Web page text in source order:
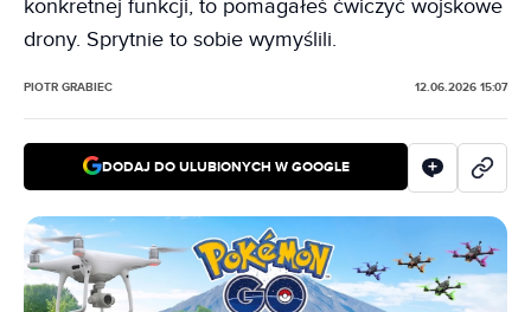
konkretnej funkcji, to pomagałeś ćwiczyć wojskowe
drony. Sprytnie to sobie wymyślili.
PIOTR GRABIEC 12.06.2026 15:07
DODAJ DO ULUBIONYCH W GOOGLE